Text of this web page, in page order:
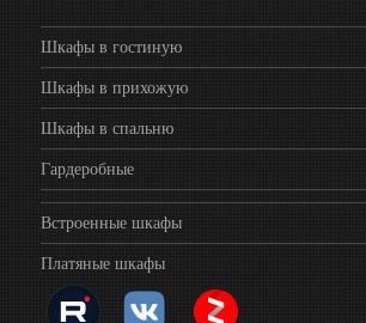
Шкафы в гостиную
Шкафы в прихожую
Шкафы в спальню
Гардеробные
Встроенные шкафы
Платяные шкафы